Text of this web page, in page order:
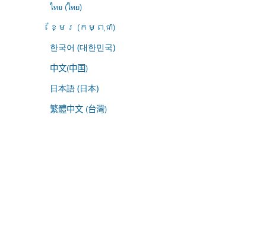
ไทย (ไทย)
ខ្មែរ (កម្ពុជា)
한국어 (대한민국)
中文(中国)
日本語 (日本)
繁體中文 (台灣)